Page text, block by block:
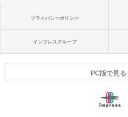
プライバシーポリシー
インプレスグループ
PC版で見る